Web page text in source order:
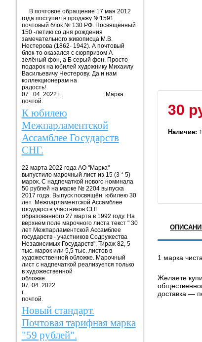
30
Наличие:
1 марка
Желаете
доставка —
В почтовое обращение 17 мая 2012
года поступил в продажу №1591
почтовый блок № 130 РФ. Посвящённый
150 -летию со дня рождения
замечательного живописца М.В.
Нестерова (1862- 1942). А почтовый
блок-то оказался с сюрпризом А
зелёный фон, а Б серый фон. Просто
подарок на юбилей художнику Михаилу
Васильевичу Нестерову. Да и нам
коллекционерам на
радость!
07 . 04. 2022 г. Марка
почтой.
К юбилею
Межпарламентской
Ассамблее Государств
СНГ.
22 марта 2022 года АО "Марка"
выпустило марочный лист из 15 (3 * 5)
марок. С надпечаткой нового номинала
50 рублей на марке № 2204 выпуска
2017 года. Выпуск посвящён юбилею 30
лет Межпарламентской Ассамблее
государств участников СНГ
образованного 27 марта в 1992 году. На
верхнем поле марочного листа текст " 30
лет Межпарламентской Ассамблее
государств - участников Содружества
Независимых Государств". Тираж 82, 5
тыс. марок или 5,5 тыс. листов в
художественной обложке. Марочный
лист с надпечаткой реализуется только
в художественной
обложке.
07. 04. 2022
г. Марка
почтой.
Новый стандарт.
Почтовая тарифная марка
"59 рублей".